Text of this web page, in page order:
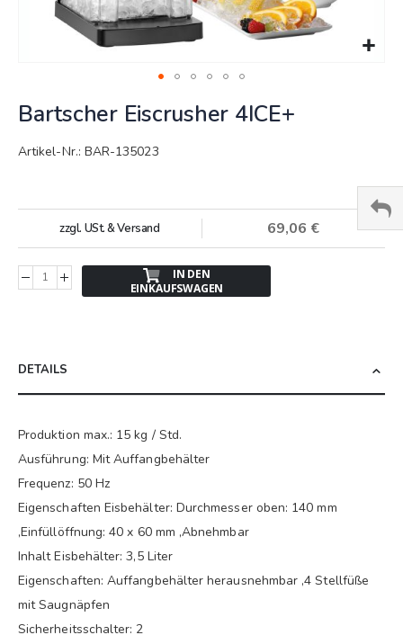
zum
der
Bartscher Eiscrusher 4ICE+
Artikel-Nr.: BAR-135023
69,06 €
zzgl. USt. & Versand
IN DEN
EINKAUFSWAGEN
DETAILS
Produktion max.: 15 kg / Std.
Ausführung: Mit Auffangbehälter
Frequenz: 50 Hz
Eigenschaften Eisbehälter: Durchmesser oben: 140 mm
,Einfüllöffnung: 40 x 60 mm ,Abnehmbar
Inhalt Eisbehälter: 3,5 Liter
Eigenschaften: Auffangbehälter herausnehmbar ,4 Stellfüße
mit Saugnäpfen
Sicherheitsschalter: 2